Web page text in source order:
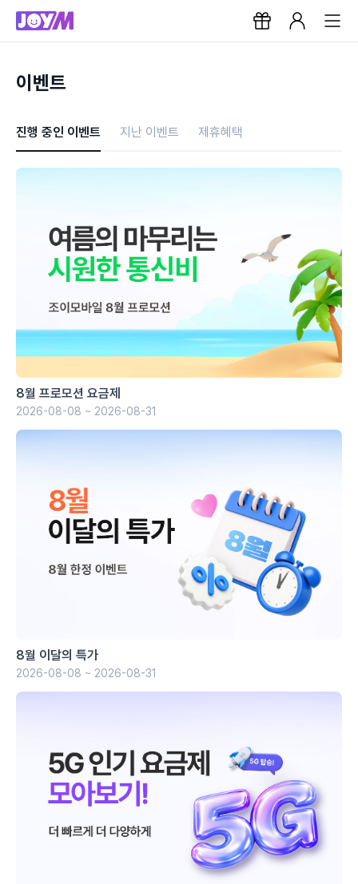
이벤트
진행 중인 이벤트 지난 이벤트 제휴혜택
8월 프로모션 요금제
2026-08-08 ~ 2026-08-31
8월 이달의 특가
2026-08-08 ~ 2026-08-31